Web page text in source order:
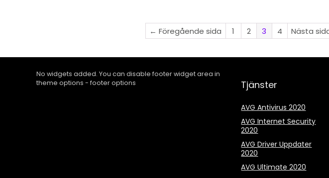
← Föregående sida 1 2 3 4 Nästa
No widgets added. You can disable footer widget area in
theme options - footer options
Tjänster
AVG Antivirus 2020
AVG Internet Security
2020
AVG Driver Uppdater
2020
AVG Ultimate 2020